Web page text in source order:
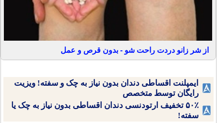
از شر زانو دردت راحت شو - بدون قرص و عمل
ایمپلنت اقساطی دندان بدون نیاز به چک و سفته! ویزیت
رایگان توسط متخصص
۵۰٪ تخفیف ارتودنسی دندان اقساطی بدون نیاز به چک یا
سفته!